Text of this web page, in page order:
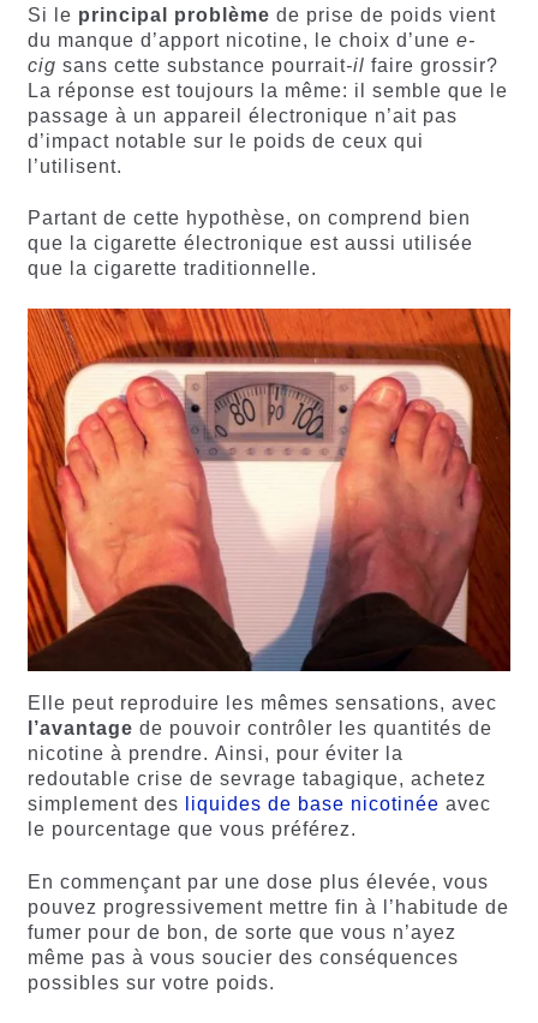
Si le principal problème de prise de poids vient
du manque d’apport nicotine, le choix d’une e-
cig sans cette substance pourrait-il faire grossir?
La réponse est toujours la même: il semble que le
passage à un appareil électronique n’ait pas
d’impact notable sur le poids de ceux qui
l’utilisent.
Partant de cette hypothèse, on comprend bien
que la cigarette électronique est aussi utilisée
que la cigarette traditionnelle.
Elle peut reproduire les mêmes sensations, avec
l’avantage de pouvoir contrôler les quantités de
nicotine à prendre. Ainsi, pour éviter la
redoutable crise de sevrage tabagique, achetez
simplement des
liquides de base nicotinée avec
le pourcentage que vous préférez.
En commençant par une dose plus élevée, vous
pouvez progressivement mettre fin à l’habitude de
fumer pour de bon, de sorte que vous n’ayez
même pas à vous soucier des conséquences
possibles sur votre poids.